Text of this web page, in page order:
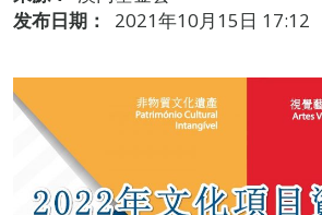
发布日期：
2021年10月15日 17:12